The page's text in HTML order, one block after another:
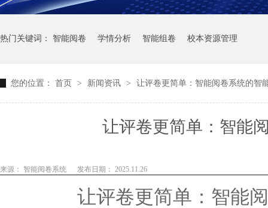
热门关键词： 智能阅卷 学情分析 智能组卷 校本资源管理
您的位置： 首页 > 新闻资讯 > 让评卷更简单：智能阅卷系统的智
让评卷更简单：智能
来源： 智能阅卷系统 发布日期： 2025.11.26
让评卷更简单：智能